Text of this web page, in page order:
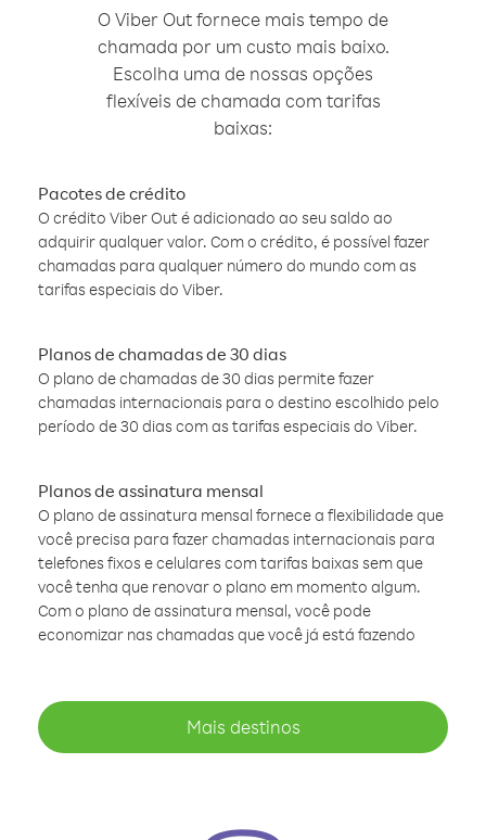
O Viber Out fornece mais tempo de
chamada por um custo mais baixo.
Escolha uma de nossas opções
flexíveis de chamada com tarifas
baixas:
Pacotes de crédito
O crédito Viber Out é adicionado ao seu saldo ao
adquirir qualquer valor. Com o crédito, é possível fazer
chamadas para qualquer número do mundo com as
tarifas especiais do Viber.
Planos de chamadas de 30 dias
O plano de chamadas de 30 dias permite fazer
chamadas internacionais para o destino escolhido pelo
período de 30 dias com as tarifas especiais do Viber.
Planos de assinatura mensal
O plano de assinatura mensal fornece a flexibilidade que
você precisa para fazer chamadas internacionais para
telefones fixos e celulares com tarifas baixas sem que
você tenha que renovar o plano em momento algum.
Com o plano de assinatura mensal, você pode
economizar nas chamadas que você já está fazendo
Mais destinos